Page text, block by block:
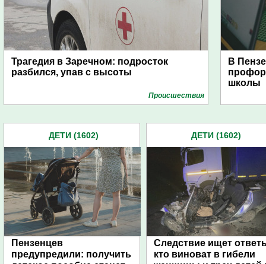
Трагедия в Заречном: подросток
разбился, упав с высоты
Проиcшествия
В
школы
ДЕТИ (1602)
Пензенцев
предупредили: получить
ДЕТИ (1602)
Следствие ищет
кто виноват в гибели